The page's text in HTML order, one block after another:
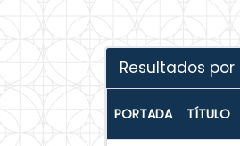
Resultados
PORTADA TÍTULO